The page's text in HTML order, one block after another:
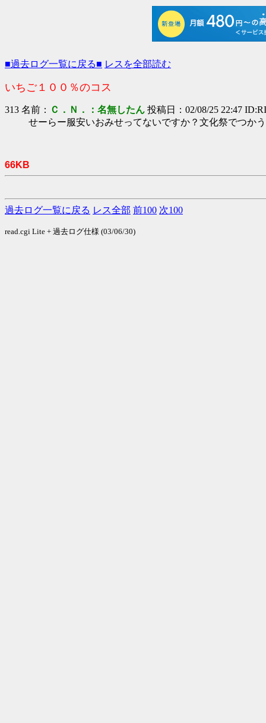
■過去ログ一覧に戻る■ レスを全部読む
いちご１００％のコス
313 名前： Ｃ．Ｎ．：名無したん 投稿日：02/08/25 22:47
せーらー服安いおみせってないですか？文化祭でつか
66KB
過去ログ一覧に戻る レス全部 前100 次100
read.cgi Lite + 過去ログ仕様 (03/06/30)